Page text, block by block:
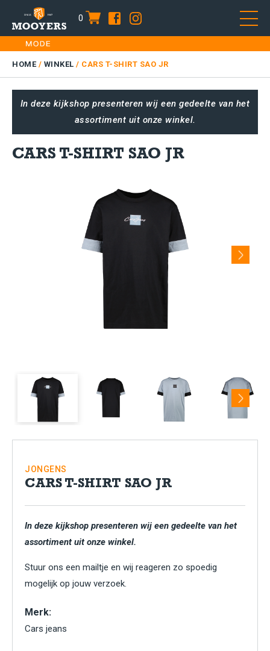
0 item
Skip
to
content
HOME
DAMES
KIDS
PLUS SIZE
HOME/ WINKEL / CARS T-SHIRT SAO JR
In deze kijkshop presenteren wij een gedeelte van het
assortiment uit onze winkel.
CARS T-SHIRT SAO JR
Next
Next
JONGENS
CARS T-SHIRT SAO JR
In deze kijkshop presenteren wij een gedeelte van het
assortiment uit onze winkel.
Stuur ons een mailtje en wij reageren zo spoedig
mogelijk op jouw verzoek.
Merk:
Cars jeans